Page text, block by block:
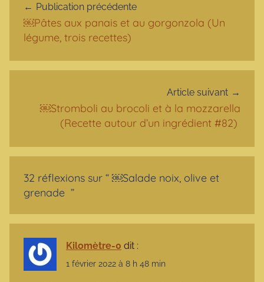
Publication précédente
￼Pâtes aux panais et au gorgonzola (Un
légume, trois recettes)
Article suivant
￼Stromboli au brocoli et à la mozzarella
(Recette autour d’un ingrédient #82)
32 réflexions sur “ ￼Salade noix, olive et
grenade ”
Kilomètre-0 dit :
1 février 2022 à 8 h 48 min